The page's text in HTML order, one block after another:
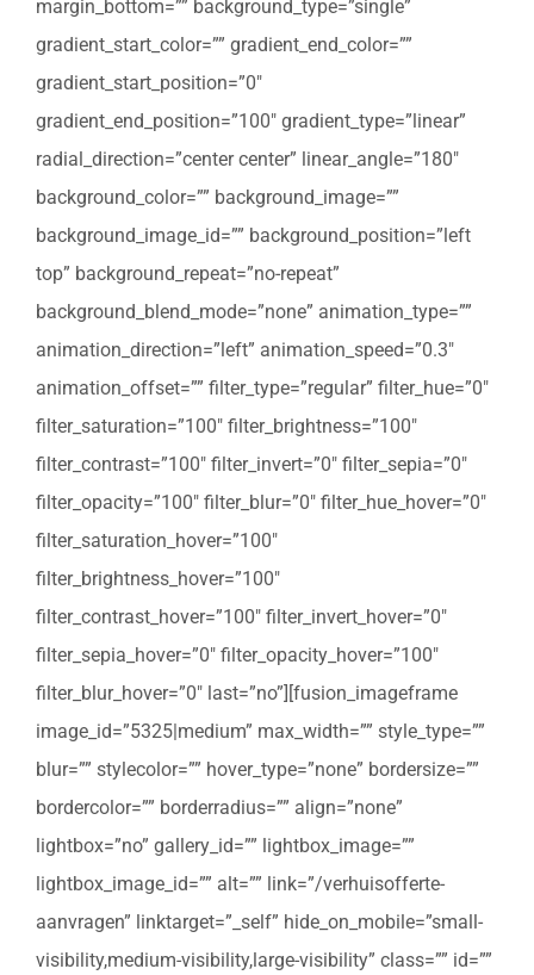
margin_bottom=”” background_type=”single”
gradient_start_color=”” gradient_end_color=””
gradient_start_position=”0″
gradient_end_position=”100″ gradient_type=”linear”
radial_direction=”center center” linear_angle=”180″
background_color=”” background_image=””
background_image_id=”” background_position=”left
top” background_repeat=”no-repeat”
background_blend_mode=”none” animation_type=””
animation_direction=”left” animation_speed=”0.3″
animation_offset=”” filter_type=”regular” filter_hue=”0″
filter_saturation=”100″ filter_brightness=”100″
filter_contrast=”100″ filter_invert=”0″ filter_sepia=”0″
filter_opacity=”100″ filter_blur=”0″ filter_hue_hover=”0″
filter_saturation_hover=”100″
filter_brightness_hover=”100″
filter_contrast_hover=”100″ filter_invert_hover=”0″
filter_sepia_hover=”0″ filter_opacity_hover=”100″
filter_blur_hover=”0″ last=”no”][fusion_imageframe
image_id=”5325|medium” max_width=”” style_type=””
blur=”” stylecolor=”” hover_type=”none” bordersize=””
bordercolor=”” borderradius=”” align=”none”
lightbox=”no” gallery_id=”” lightbox_image=””
lightbox_image_id=”” alt=”” link=”/verhuisofferte-
aanvragen” linktarget=”_self” hide_on_mobile=”small-
visibility,medium-visibility,large-visibility” class=”” id=””